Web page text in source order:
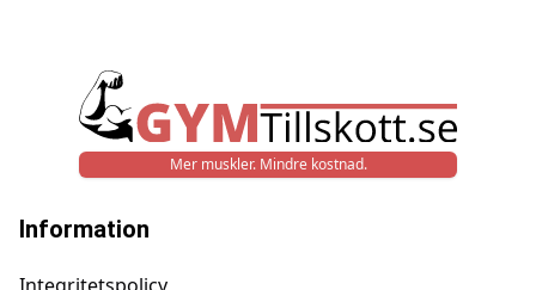
Mer muskler. Mindre kostnad.
Information